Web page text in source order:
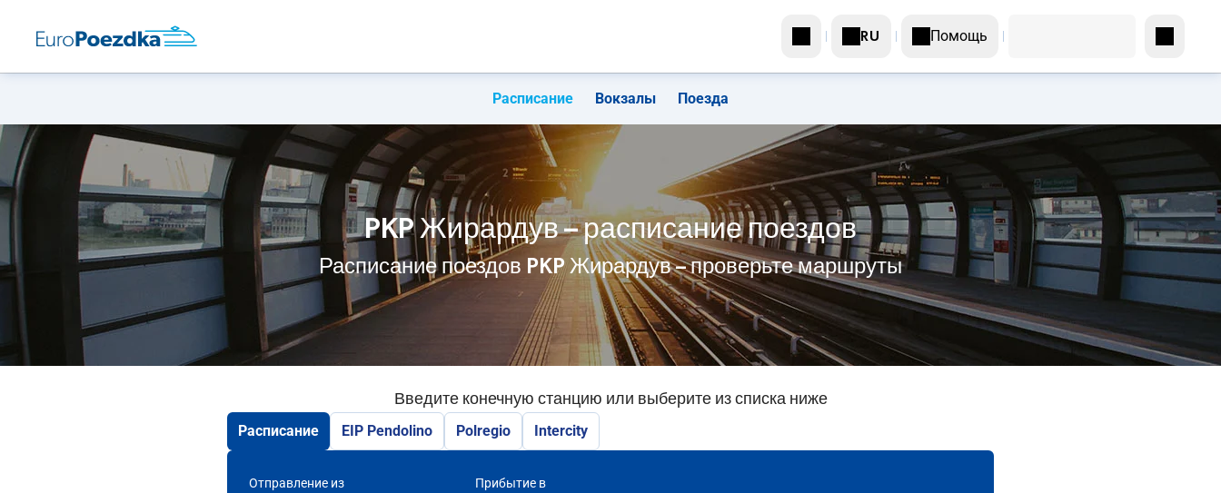
RU Помощь
Расписание Вокзалы Поезда
PKP Жирардув – расписание поездов
Расписание поездов PKP Жирардув – проверьте маршруты
Введите конечную станцию или выберите из списка ниже
Расписание EIP Pendolino Polregio Intercity
Отправление из Прибытие в